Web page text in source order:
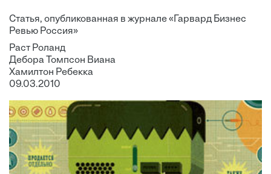
Статья, опубликованная в журнале «Гарвард Бизнес
Ревью Россия»
Раст Роланд
Дебора Томпсон Виана
Хамилтон Ребекка
09.03.2010